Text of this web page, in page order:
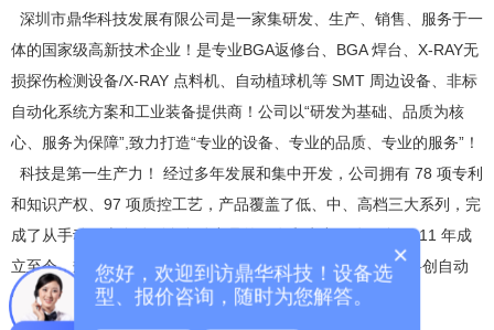
深圳市鼎华科技发展有限公司是一家集研发、生产、销售、服务于一
体的国家级高新技术企业！是专业BGA返修台、BGA 焊台、X-RAY无
损探伤检测设备/X-RAY 点料机、自动植球机等 SMT 周边设备、非标
自动化系统方案和工业装备提供商！公司以“研发为基础、品质为核
心、服务为保障”,致力打造“专业的设备、专业的品质、专业的服务”！
科技是第一生产力！ 经过多年发展和集中开发，公司拥有 78 项专利
和知识产权、97 项质控工艺，产品覆盖了低、中、高档三大系列，完
成了从手动、半自动到全自动产品的研发和生产；公司自 2011 年成
立至今，规模不断扩大，现旗下有两大分公司 “深圳市鼎华科创自动
化有限公司”和“深圳市鼎华科创科技有限公司”，均独立核算。
×
您好，欢迎到访鼎华科技！设备选
型、报价咨询，随时为您解答。